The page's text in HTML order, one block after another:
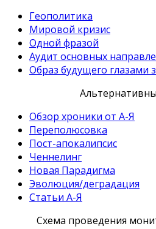
Геополитика
Мировой кризис
Одной фразой
Аудит основных
Образ будущего глазами
Обзор хроники от А-Я
Переполюсовка
Пост-апокалипсис
Ченнелинг
Новая Парадигма
Эволюция/деградация
Статьи А-Я
Схема проведения